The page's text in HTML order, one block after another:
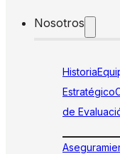
Nosotros
Historia
Estratégico
de